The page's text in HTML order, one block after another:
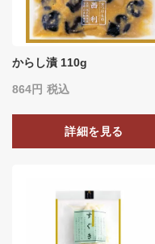
からし漬 110g
864 税込
詳細を見る